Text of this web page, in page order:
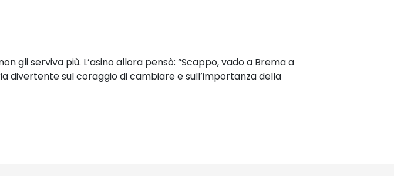
gli serviva più. L’asino allora pensò: “Scappo, vado a Brema a
divertente sul coraggio di cambiare e sull’importanza della